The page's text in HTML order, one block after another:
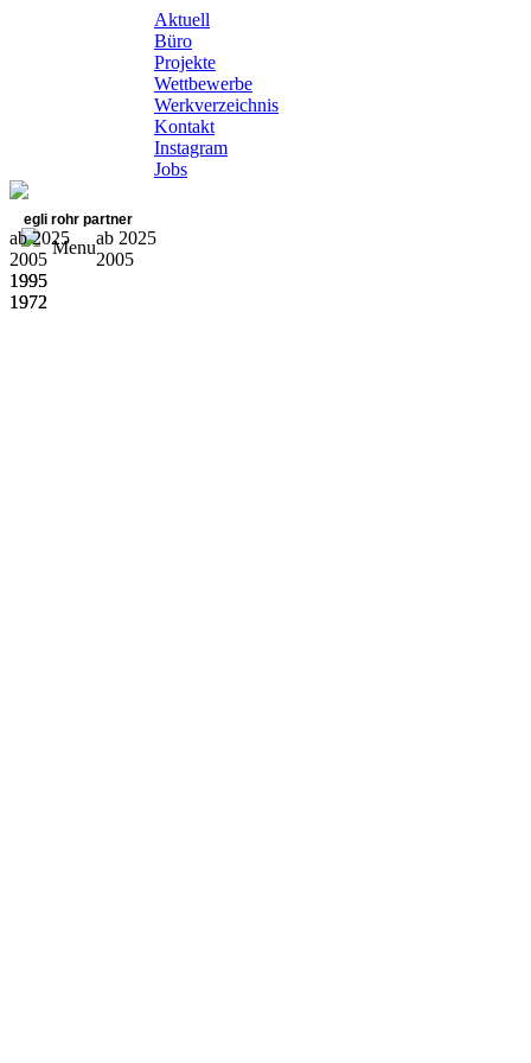
Aktuell
Büro
Projekte
Wettbewerbe
Werkverzeichnis
Kontakt
Instagram
Jobs
egli rohr partner
Menu
ab 2025
2005
1995
1972
ab 2025
2005
1995
1972